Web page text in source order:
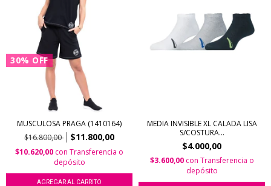
30% OFF
MUSCULOSA PRAGA (1410164)
$16.800,00
$11.800,00
$10.620,00 con Transferencia o
depósito
AGREGAR AL CARRITO
MEDIA INVISIBLE XL CALADA LISA
S/COSTURA...
$4.000,00
$3.600,00 con Transferencia o
depósito